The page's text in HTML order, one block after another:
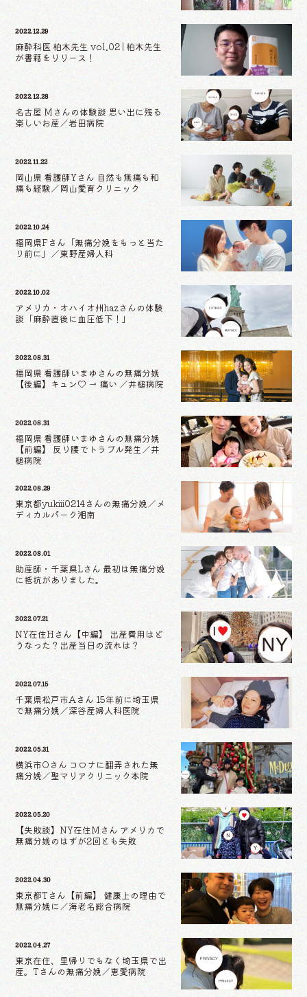
2022.12.29
麻酔科医 柏木先生 vol.02 | 柏木先生
が書籍をリリース！
2022.12.28
名古屋 Mさんの体験談 思い出に残る
楽しいお産／岩田病院
2022.11.22
岡山県 看護師Yさん 自然も無痛も和
痛も経験／岡山愛育クリニック
2022.10.24
福岡県Fさん「無痛分娩をもっと当た
り前に」／東野産婦人科
2022.10.02
アメリカ・オハイオ州hazさんの体験
談「麻酔直後に血圧低下！」
2022.08.31
福岡県 看護師いまゆさんの無痛分娩
【後編】キュン♡ → 痛い ／井槌病院
2022.08.31
福岡県 看護師いまゆさんの無痛分娩
【前編】 反り腰でトラブル発生／井
槌病院
2022.08.29
東京都yukiii0214さんの無痛分娩／メ
ディカルパーク湘南
2022.08.01
助産師・千葉県Lさん 最初は無痛分娩
に抵抗がありました。
2022.07.21
NY在住Hさん【中編】 出産費用はど
うなった？出産当日の流れは？
2022.07.15
千葉県松戸市Aさん 15年前に埼玉県
で無痛分娩／深谷産婦人科医院
2022.05.31
横浜市Oさん コロナに翻弄された無
痛分娩／聖マリアクリニック本院
2022.05.20
【失敗談】NY在住Mさん アメリカで
無痛分娩のはずが2回とも失敗
2022.04.30
東京都Tさん【前編】 健康上の理由で
無痛分娩に／海老名総合病院
2022.04.27
東京在住、里帰りでもなく埼玉県で出
産。Tさんの無痛分娩／恵愛病院